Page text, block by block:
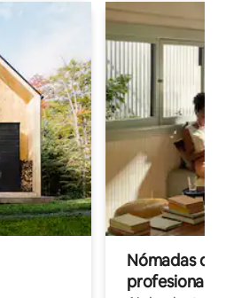
Nómadas